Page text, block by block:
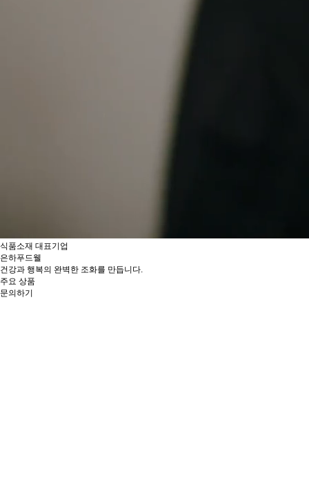
식품소재 대표기업
은하푸드웰
건강과 행복의 완벽한 조화를 만듭니다.
주요 상품
문의하기